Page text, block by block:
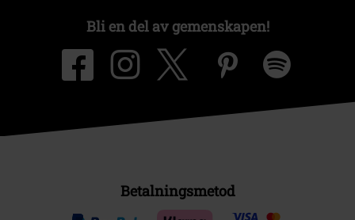
Bli en del av gemenskapen!
Betalningsmetod